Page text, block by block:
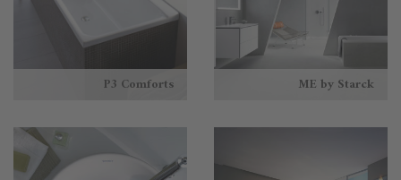
ME by Starck
P3 Comforts